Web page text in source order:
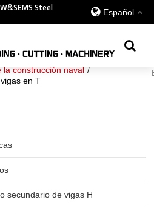
Steel
Español
la construcción naval /
en T
secundario de vigas H